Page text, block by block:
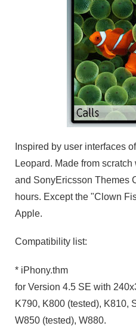
Inspired by user interfaces
Leopard. Made from
and SonyEricsson Themes
hours. Except the "Clown
Apple.
Compatibility list:
* iPhony.thm
for Version 4.5 SE with
K790, K800 (tested), K810,
W850 (tested), W880.